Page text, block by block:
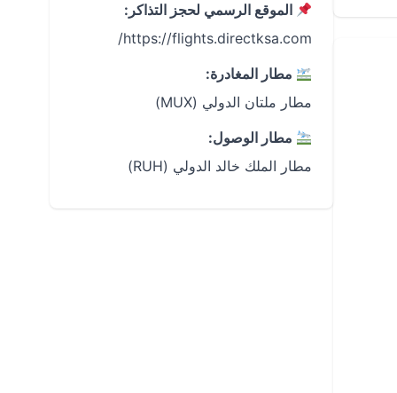
الموقع الرسمي لحجز التذاكر:
https://flights.directksa.com/
مطار المغادرة:
مطار ملتان الدولي (MUX)
مطار الوصول:
مطار الملك خالد الدولي (RUH)